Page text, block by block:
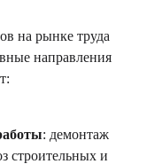
на рынке труда
направления
: демонтаж
строительных и